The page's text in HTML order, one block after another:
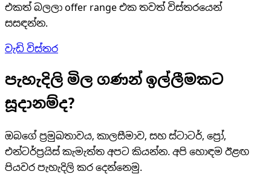
එකත් බලලා offer range එක තවත් විස්තරයෙන්
සසඳන්න.
වැඩි විස්තර
පැහැදිලි මිල ගණන් ඉල්ලීමකට
සූදානම්ද?
ඔබගේ ප්‍රමුඛතාවය, කාලසීමාව, සහ ස්ටාටර්, ප්‍රෝ,
එන්ටර්ප්‍රයිස් කැමැත්ත අපට කියන්න. අපි හොඳම ඊළඟ
පියවර පැහැදිලි කර දෙන්නෙමු.